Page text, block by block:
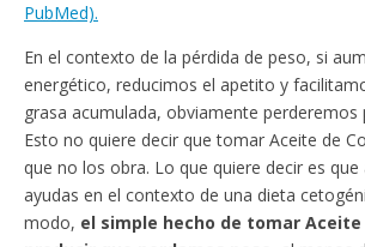
PubMed).
En el contexto de la pérdida de peso, si
energético, reducimos el apetito y
grasa acumulada, obviamente perderemos
Esto no quiere decir que tomar Aceite de
que no los obra. Lo que quiere decir es
ayudas en el contexto de una dieta
modo, el simple hecho de tomar Aceite